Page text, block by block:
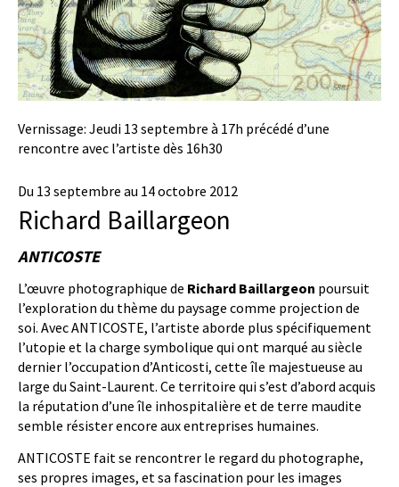
Vernissage: Jeudi 13 septembre à 17h précédé d’une
rencontre avec l’artiste dès 16h30
Du 13 septembre au 14 octobre 2012
Richard Baillargeon
ANTICOSTE
L’œuvre photographique de Richard Baillargeon poursuit
l’exploration du thème du paysage comme projection de
soi. Avec ANTICOSTE, l’artiste aborde plus spécifiquement
l’utopie et la charge symbolique qui ont marqué au siècle
dernier l’occupation d’Anticosti, cette île majestueuse au
large du Saint-Laurent. Ce territoire qui s’est d’abord acquis
la réputation d’une île inhospitalière et de terre maudite
semble résister encore aux entreprises humaines.
ANTICOSTE fait se rencontrer le regard du photographe,
ses propres images, et sa fascination pour les images